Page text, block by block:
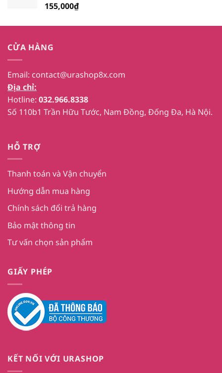
155,000₫
CỬA HÀNG
Email: contact@urashop8x.com
Địa chỉ:
Hotline: 032.966.8338
Số 110b1 Trần Hữu Tước, Nam Đồng, Đống Đa, Hà Nội.
HỖ TRỢ
Thanh toán và Vận chuyển
Hướng dẫn mua hàng
Chính sách đổi trả hàng
Bảo mật thông tin
Tư vấn chọn sản phẩm
GIẤY PHÉP
KẾT NỐI VỚI URASHOP